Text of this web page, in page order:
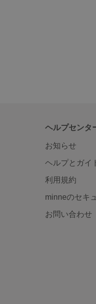
ヘルプセンタ
お知らせ
ヘルプとガイ
利用規約
minneのセキ
お問い合わせ